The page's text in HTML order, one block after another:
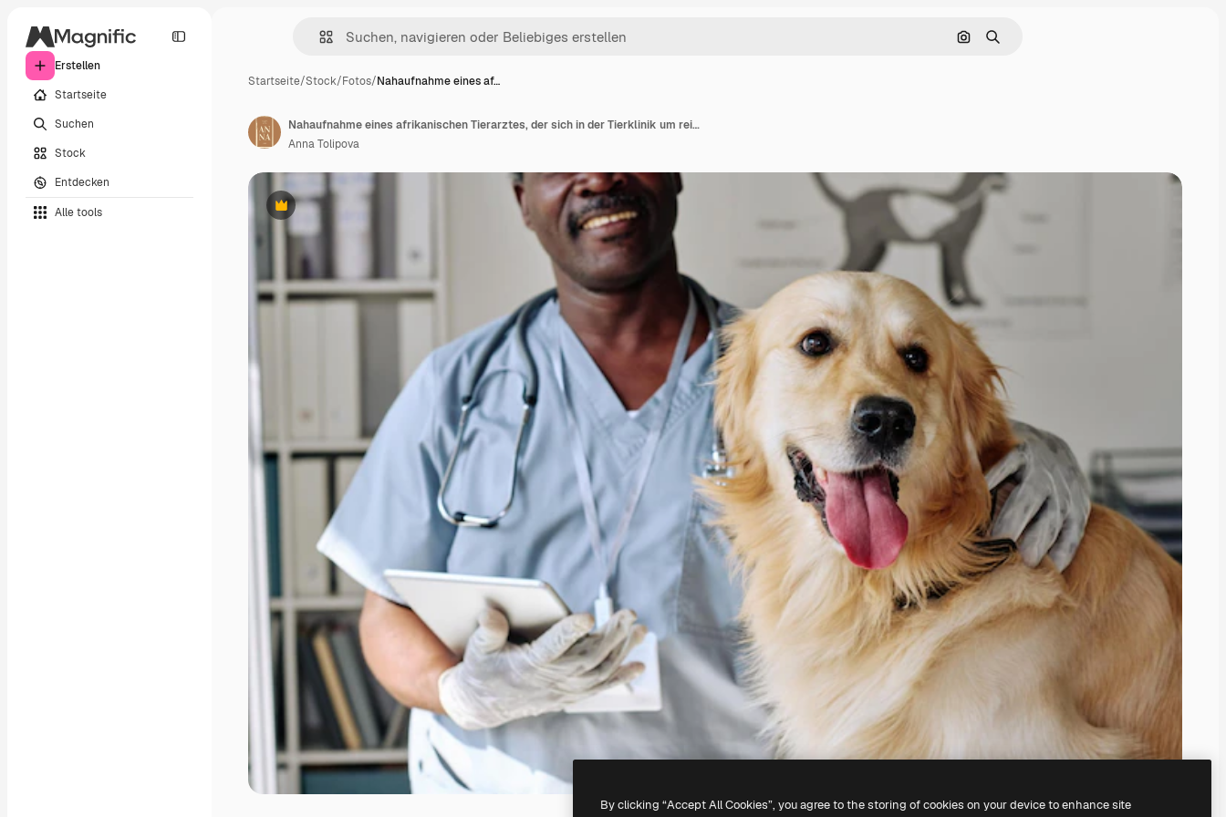
Erstellen
Startseite
Suchen
Stock
Entdecken
Alle tools
Nach Bild suchen
Suchen
Startseite/Stock/Fotos/Nahaufnahme eines af…
Premium
Nahaufnahme eines afrikanischen Tierarztes, der sich in der Tierklinik um reinrassige Retriever kümmert
Anna Tolipova
By clicking “Accept All Cookies”, you agree to the storing of cookies on your device to enhance site